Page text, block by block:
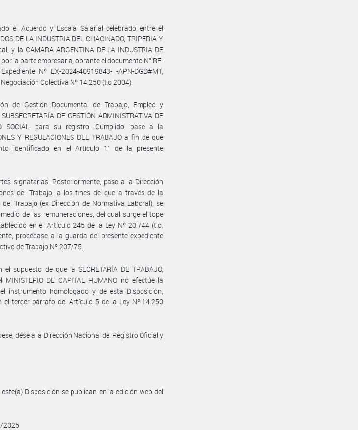
el Acuerdo y Escala Salarial celebrado entre el
DE LA INDUSTRIA DEL CHACINADO, TRIPERIA Y
y la CAMARA ARGENTINA DE LA INDUSTRIA DE
por la parte empresaria, obrante el documento N° RE-
Nº EX-2024-40919843- -APN-DGD#MT,
Colectiva Nº 14.250 (t.o 2004).
de Gestión Documental de Trabajo, Empleo y
DE GESTIÓN ADMINISTRATIVA DE
SOCIAL, para su registro. Cumplido, pase a la
Y REGULACIONES DEL TRABAJO a fin de que
identificado en el Artículo 1° de la presente
signatarias. Posteriormente, pase a la Dirección
del Trabajo, a los fines de que a través de la
Trabajo (ex Dirección de Normativa Laboral), se
de las remuneraciones, del cual surge el tope
en el Artículo 245 de la Ley Nº 20.744 (t.o.
procédase a la guarda del presente expediente
de Trabajo Nº 207/75.
el supuesto de que la SECRETARÍA DE TRABAJO,
MINISTERIO DE CAPITAL HUMANO no efectúe la
instrumento homologado y de esta Disposición,
el tercer párrafo del Artículo 5 de la Ley Nº 14.250
dése a la Dirección Nacional del Registro Oficial y
Disposición se publican en la edición web del
2025